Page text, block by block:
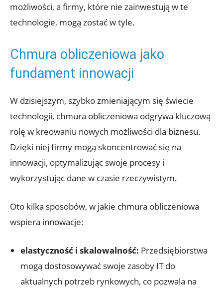
możliwości, a firmy, które nie zainwestują w te
technologie, mogą zostać w tyle.
Chmura obliczeniowa jako
fundament innowacji
W dzisiejszym, szybko zmieniającym się świecie
technologii, chmura obliczeniowa odgrywa kluczową
rolę w kreowaniu nowych możliwości dla biznesu.
Dzięki niej firmy mogą skoncentrować się na
innowacji, optymalizując swoje procesy i
wykorzystując dane w czasie rzeczywistym.
Oto kilka sposobów, w jakie chmura obliczeniowa
wspiera innowacje:
elastyczność i skalowalność: Przedsiębiorstwa
mogą dostosowywać swoje zasoby IT do
aktualnych potrzeb rynkowych, co pozwala na